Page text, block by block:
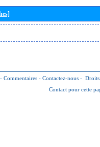
- Commentaires - Contactez-nous -
Contact pour cette